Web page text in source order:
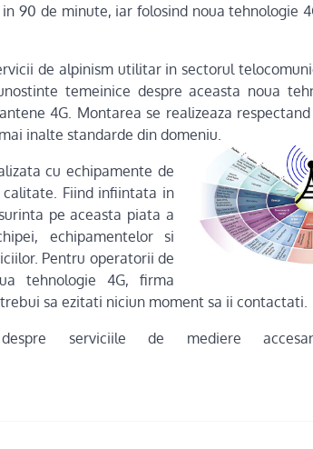
90 de minute, iar folosind noua tehnologie
de alpinism utilitar in sectorul
temeinice despre aceasta noua
4G. Montarea se realizeaza
inalte standarde din domeniu.
cu echipamente de
Fiind infiintata in
pe aceasta piata a
echipamentelor si
Pentru operatorii de
tehnologie 4G, firma
sa ezitati niciun moment sa ii contactati.
serviciile de mediere